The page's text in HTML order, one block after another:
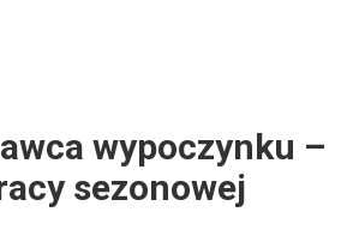
wypoczynku –
sezonowej